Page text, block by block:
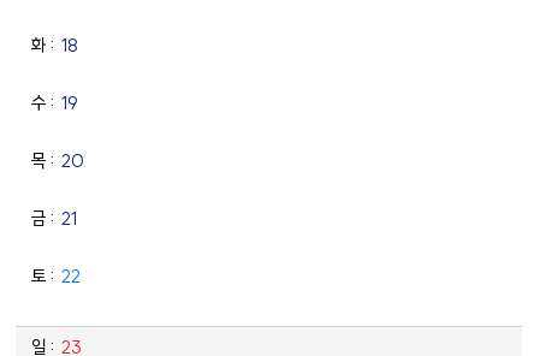
18
19
20
21
22
23